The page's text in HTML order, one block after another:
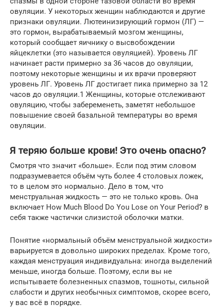
овуляции. У некоторых женщин наблюдаются и другие
признаки овуляции. Лютеинизирующий гормон (ЛГ) —
это гормон, вырабатываемый мозгом женщины,
который сообщает яичнику о высвобождении
яйцеклетки (это называется овуляцией). Уровень ЛГ
начинает расти примерно за 36 часов до овуляции,
поэтому некоторые женщины и их врачи проверяют
уровень ЛГ. Уровень ЛГ достигает пика примерно за 12
часов до овуляции.1 Женщины, которые отслеживают
овуляцию, чтобы забеременеть, заметят небольшое
повышение своей базальной температуры во время
овуляции.
Я теряю больше крови! Это очень опасно?
Смотря что значит «больше». Если под этим словом
подразумевается объём чуть более 4 столовых ложек,
то в целом это нормально. Дело в том, что
менструальная жидкость — это не только кровь. Она
включает How Much Blood Do You Lose on Your Period? в
себя также частички слизистой оболочки матки.
Понятие «нормальный объём менструальной жидкости»
варьируется в довольно широких пределах. Кроме того,
каждая менструация индивидуальна: иногда выделений
меньше, иногда больше. Поэтому, если вы не
испытываете болезненных спазмов, тошноты, сильной
слабости и других необычных симптомов, скорее всего,
у вас всё в порядке.